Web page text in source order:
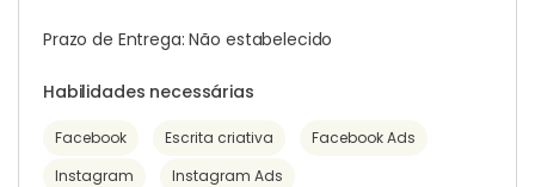
Prazo de Entrega: Não estabelecido
Habilidades necessárias
Facebook Escrita criativa
Facebook Ads
Instagram
Instagram Ads